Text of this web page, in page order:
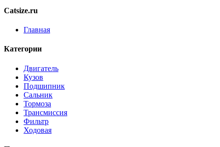
Catsize.ru
Главная
Категории
Двигатель
Кузов
Подшипник
Сальник
Тормоза
Трансмиссия
Фильтр
Ходовая